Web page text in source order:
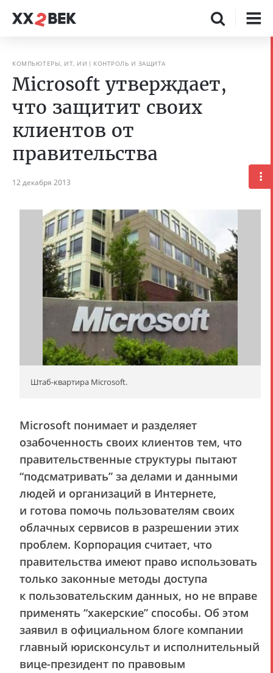
КОМПЬЮТЕРЫ, ИТ, ИИ КОНТРОЛЬ И ЗАЩИТА
Microsoft утверждает,
что защитит своих
клиентов от
правительства
12 декабря 2013
Штаб-квартира Microsoft.
Microsoft понимает и разделяет
озабоченность своих клиентов тем, что
правительственные структуры пытают
“подсматривать” за делами и данными
людей и организаций в Интернете,
и готова помочь пользователям своих
облачных сервисов в разрешении этих
проблем. Корпорация считает, что
правительства имеют право использовать
только законные методы доступа
к пользовательским данных, но не вправе
применять “хакерские” способы. Об этом
заявил в официальном блоге компании
главный юрисконсульт и исполнительный
вице-президент по правовым